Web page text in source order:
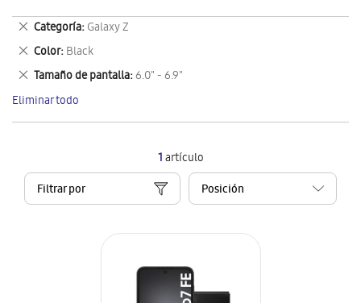
1artículo
Filtrar por
Categoría Galaxy Z
Eliminar
este
artículo
Color Black
Eliminar
este
artículo
Tamaño de pantalla 6.0" - 6.9"
Eliminar
este
artículo
Eliminar todo